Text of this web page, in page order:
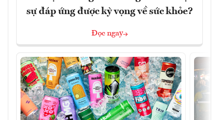
sự đáp ứng được kỳ vọng về sức khỏe?
Đọc ngay